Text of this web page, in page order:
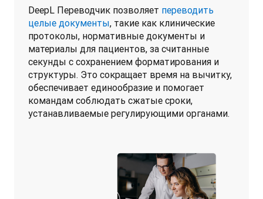
DeepL Переводчик позволяет переводить
целые документы, такие как клинические
протоколы, нормативные документы и
материалы для пациентов, за считанные
секунды с сохранением форматирования и
структуры. Это сокращает время на вычитку,
обеспечивает единообразие и помогает
командам соблюдать сжатые сроки,
устанавливаемые регулирующими органами.